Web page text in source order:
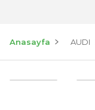
Anasayfa AUDI